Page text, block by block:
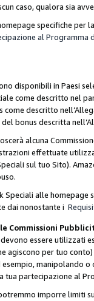
caso, qualora sia
specifiche per
al Programma
disponibili in Paesi
come descritto nel
come descritto
bonus descritta
alcuna
effettuate
sul tuo Sito).
Speciali alle homepage
dai nonostante i
Commissioni
essere utilizzati
agiscono per tuo
manipolando
tua partecipazione al
imporre limiti